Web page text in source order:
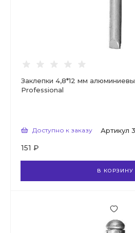
Заклепки 4,8*12 мм
Professional
Доступно к заказу Артикул
151 ₽
В КОРЗИНУ